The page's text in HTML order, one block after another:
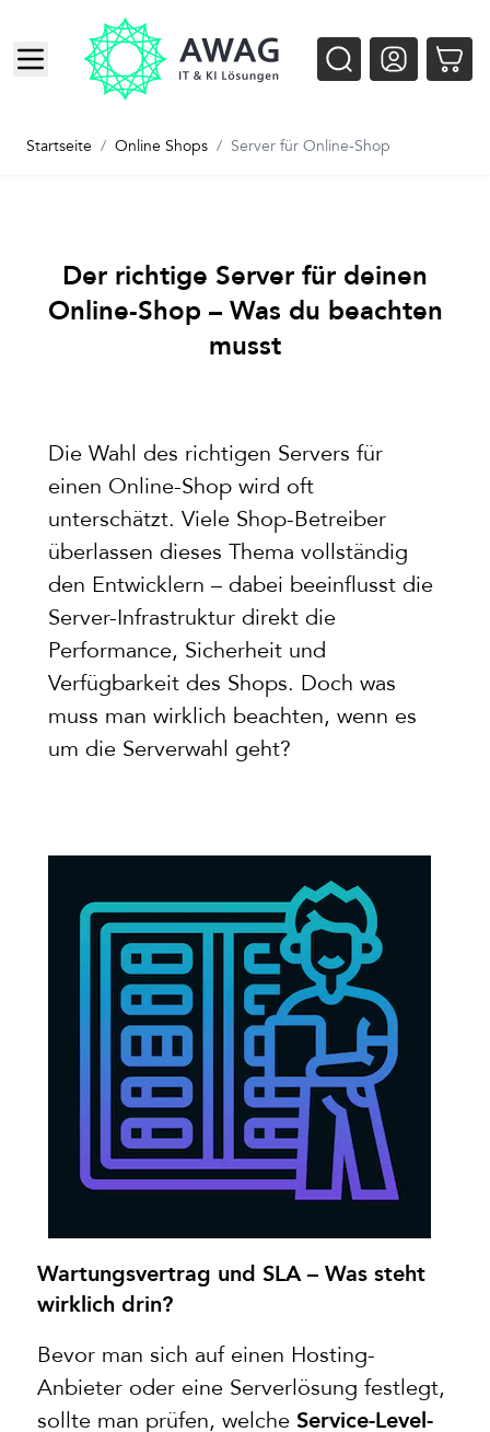
Zum Inhalt springen
Startseite / Online Shops / Server für Online-Shop
Der richtige Server für deinen
Online-Shop – Was du beachten
musst
Die Wahl des richtigen Servers für
einen Online-Shop wird oft
unterschätzt. Viele Shop-Betreiber
überlassen dieses Thema vollständig
den Entwicklern – dabei beeinflusst die
Server-Infrastruktur direkt die
Performance, Sicherheit und
Verfügbarkeit des Shops. Doch was
muss man wirklich beachten, wenn es
um die Serverwahl geht?
Wartungsvertrag und SLA – Was steht
wirklich drin?
Bevor man sich auf einen Hosting-
Anbieter oder eine Serverlösung festlegt,
sollte man prüfen, welche Service-Level-